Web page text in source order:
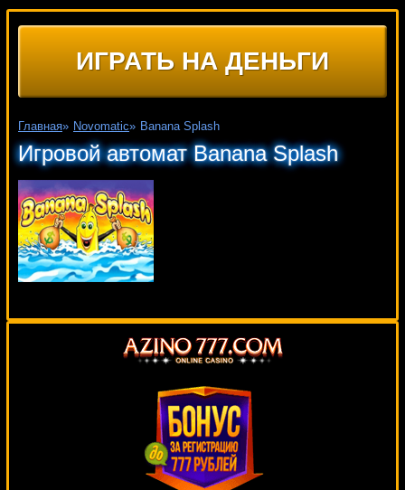
ИГРАТЬ НА ДЕНЬГИ
Главная» Novomatic» Banana Splash
Игровой автомат Banana Splash